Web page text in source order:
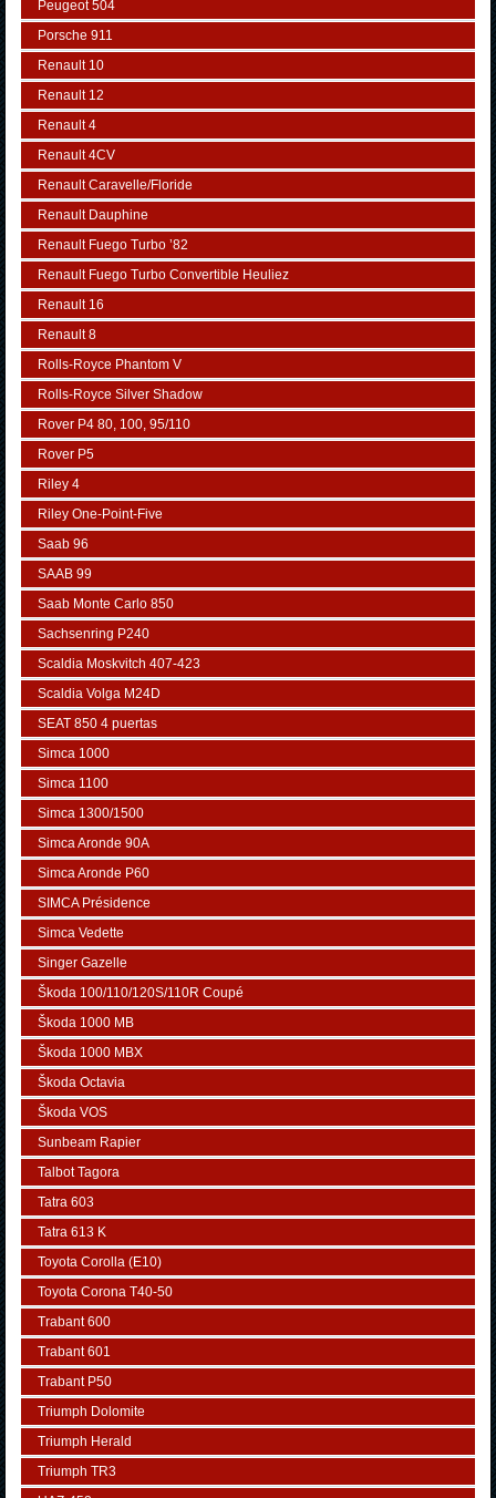
Peugeot 504
Porsche 911
Renault 10
Renault 12
Renault 4
Renault 4CV
Renault Caravelle/Floride
Renault Dauphine
Renault Fuego Turbo ’82
Renault Fuego Turbo Convertible Heuliez
Renault 16
Renault 8
Rolls-Royce Phantom V
Rolls-Royce Silver Shadow
Rover P4 80, 100, 95/110
Rover P5
Riley 4
Riley One-Point-Five
Saab 96
SAAB 99
Saab Monte Carlo 850
Sachsenring P240
Scaldia Moskvitch 407-423
Scaldia Volga M24D
SEAT 850 4 puertas
Simca 1000
Simca 1100
Simca 1300/1500
Simca Aronde 90A
Simca Aronde P60
SIMCA Présidence
Simca Vedette
Singer Gazelle
Škoda 100/110/120S/110R Coupé
Škoda 1000 MB
Škoda 1000 MBX
Škoda Octavia
Škoda VOS
Sunbeam Rapier
Talbot Tagora
Tatra 603
Tatra 613 K
Toyota Corolla (E10)
Toyota Corona T40-50
Trabant 600
Trabant 601
Trabant P50
Triumph Dolomite
Triumph Herald
Triumph TR3